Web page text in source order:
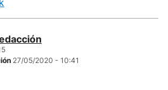
27/05/2020 - 10:41